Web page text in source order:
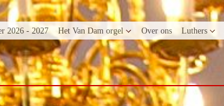
2026 - 2027 Het Van Dam orgel Over ons Luthers